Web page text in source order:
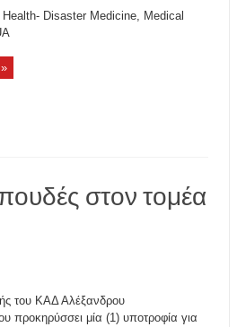
Disaster Medicine, Medical
στον τομέα
του ΚΑΔ Αλέξανδρου
προκηρύσσει μία (1) υποτροφία για